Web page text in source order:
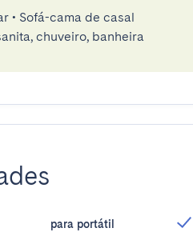
• Sofá-cama de casal
chuveiro, banheira
para portátil